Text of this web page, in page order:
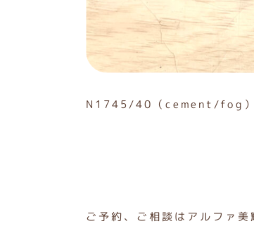
N1745/40（cement/fog）
ご予約、ご相談はアルファ